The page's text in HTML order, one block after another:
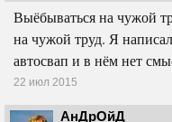
Выёбываться на чужой
на чужой труд. Я
автосвап и в нём нет
22 июл 2015
АнДрОйД